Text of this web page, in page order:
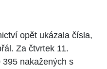
opět ukázala čísla,
Za čtvrtek 11.
nakažených s